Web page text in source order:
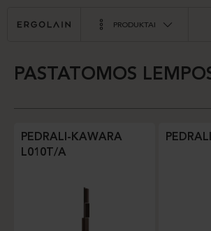
PRODUKTAI
PASTATOMOS
PEDRALI-KAWARA
L010T/A